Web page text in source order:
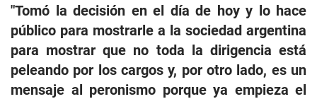
"Tomó la decisión en el día de hoy y lo hace
público para mostrarle a la sociedad argentina
para mostrar que no toda la dirigencia está
peleando por los cargos y, por otro lado, es un
mensaje al peronismo porque ya empieza el